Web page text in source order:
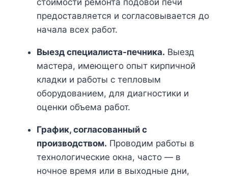
стоимости ремонта подовой печи
предоставляется и согласовывается до
начала всех работ.
Выезд специалиста-печника. Выезд
мастера, имеющего опыт кирпичной
кладки и работы с тепловым
оборудованием, для диагностики и
оценки объема работ.
График, согласованный с
производством. Проводим работы в
технологические окна, часто — в
ночное время или в выходные дни,